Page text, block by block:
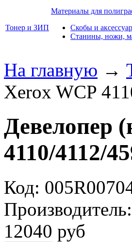
Тонер и ЗИП
Материалы для
Скобы и
Станины, ножи,
На главную →
Xerox WCP
Девелопер
4110/4112/
Код:
Производитель:
12040 руб